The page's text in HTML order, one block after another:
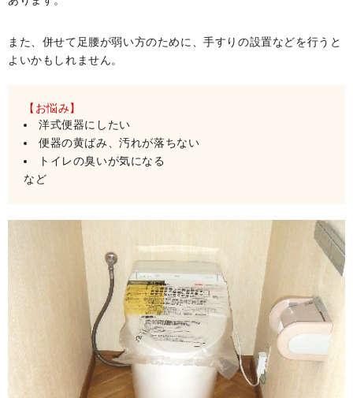
また、併せて足腰が弱い方のために、手すりの設置などを行うと
よいかもしれません。
【お悩み】
洋式便器にしたい
便器の黄ばみ、汚れが落ちない
トイレの臭いが気になる
など